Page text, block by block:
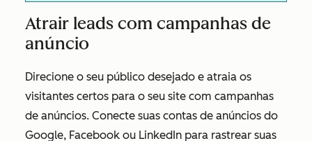
Atrair leads com campanhas de
anúncio
Direcione o seu público desejado e atraia os
visitantes certos para o seu site com campanhas
de anúncios. Conecte suas contas de anúncios do
Google, Facebook ou LinkedIn para rastrear suas